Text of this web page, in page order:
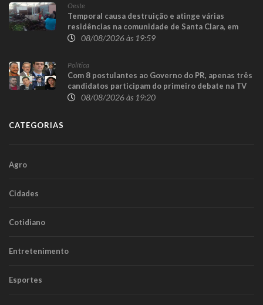
Oeste
Temporal causa destruição e atinge várias
residências na comunidade de Santa Clara, em
Candói08/08/2026 às 19:59
Política
Com 8 postulantes ao Governo do PR, apenas três
candidatos participam do primeiro debate na TV
08/08/2026 às 19:20
CATEGORIAS
Agro
Cidades
Cotidiano
Entretenimento
Esportes